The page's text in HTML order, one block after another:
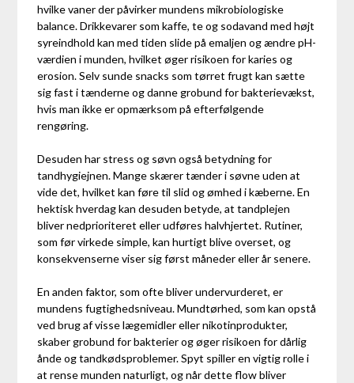
hvilke vaner der påvirker mundens mikrobiologiske
balance. Drikkevarer som kaffe, te og sodavand med højt
syreindhold kan med tiden slide på emaljen og ændre pH-
værdien i munden, hvilket øger risikoen for karies og
erosion. Selv sunde snacks som tørret frugt kan sætte
sig fast i tænderne og danne grobund for bakterievækst,
hvis man ikke er opmærksom på efterfølgende
rengøring.
Desuden har stress og søvn også betydning for
tandhygiejnen. Mange skærer tænder i søvne uden at
vide det, hvilket kan føre til slid og ømhed i kæberne. En
hektisk hverdag kan desuden betyde, at tandplejen
bliver nedprioriteret eller udføres halvhjertet. Rutiner,
som før virkede simple, kan hurtigt blive overset, og
konsekvenserne viser sig først måneder eller år senere.
En anden faktor, som ofte bliver undervurderet, er
mundens fugtighedsniveau. Mundtørhed, som kan opstå
ved brug af visse lægemidler eller nikotinprodukter,
skaber grobund for bakterier og øger risikoen for dårlig
ånde og tandkødsproblemer. Spyt spiller en vigtig rolle i
at rense munden naturligt, og når dette flow bliver